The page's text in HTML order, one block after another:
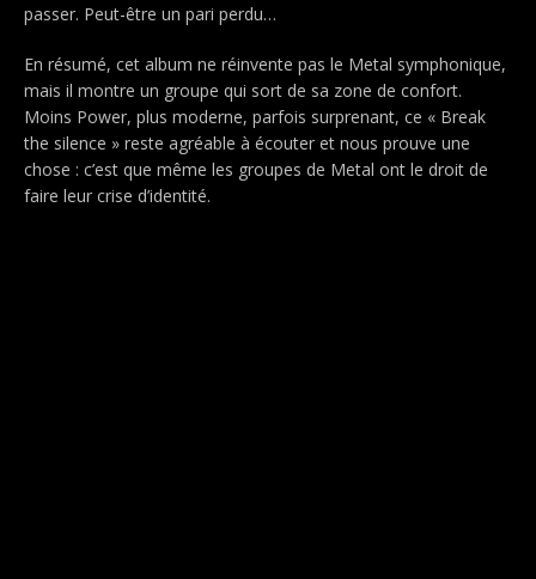
passer. Peut-être un pari perdu…
En résumé, cet album ne réinvente pas le Metal symphonique,
mais il montre un groupe qui sort de sa zone de confort.
Moins Power, plus moderne, parfois surprenant, ce « Break
the silence » reste agréable à écouter et nous prouve une
chose : c’est que même les groupes de Metal ont le droit de
faire leur crise d’identité.